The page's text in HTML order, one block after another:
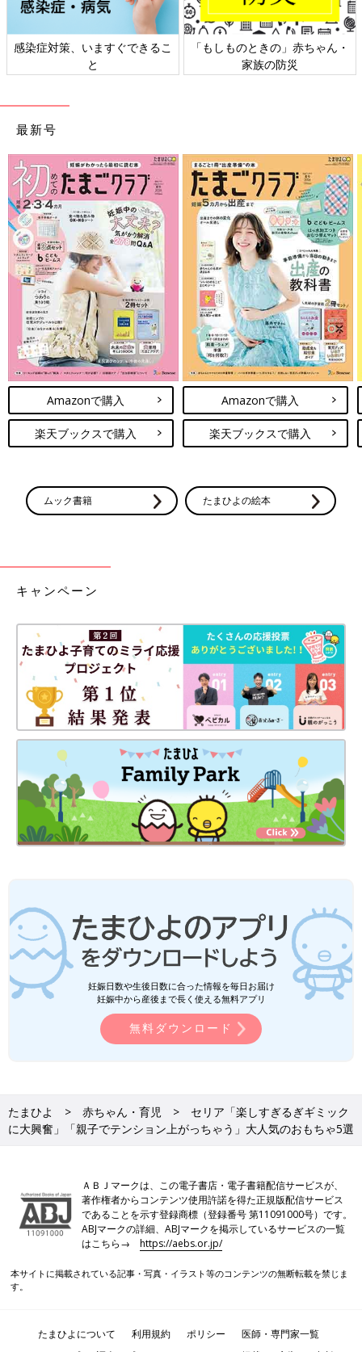
こちらはぴよパパさんがセリアで購入した「あひるコースタ
ー」。レバーを下げるとあひるが階段を一段ずつ上がっていき、
頂上まで行くとレールを滑り降りてくるおもちゃなんだとか。
「このギミックに大興奮」と、とっても楽しんでいるようです♪
食べ物に興味が出てきたキッズにおすすめ♪「たべ
ものへんしんカード」
出典：Instagramアカウント「miya.ikuji」
こちらはmiya.ikujiさんがセリアで購入した「たべものへんしん
カード」。食材カードと食品カードがあり、正しい組み合わせを
見つけて遊ぶアイテムのようです。両面にイラストが描かれてい
て、全部で32種類の組み合わせを作れるとのこと。食べ物に興味
が出てきたキッズにおすすめなんだとか◎
ィ豊かな品揃えが人気のキャンドゥ。今回は、
キャンドゥ商品のなかでも特に話題となってい
る、おもちゃをご紹介します！どれも今すぐ買
見つけられそうですね♪ 気になるものがあれば、ぜひ店舗で探し
てみてくださいね。
(文：mayu)
●小さいパーツは、誤飲にご注意ください。
●記事内の価格はすべて税込み、2024年9月時点のものです。
●記事内容でご紹介している投稿、リンク先は、削除される場合
感染症対策、いますぐできるこ
と
「もしものときの」赤ちゃん・
家族の防災
最新号
Amazonで購入
楽天ブックスで購入
Amazonで購入
楽天ブックスで購入
ムック書籍 たまひよの絵本
キャンペーン
妊娠日数や生後日数に合った情報を毎日お届け
妊娠中から産後まで長く使える無料アプリ
無料ダウンロード
たまひよ 赤ちゃん・育児
セリア「楽しすぎるぎギミック
に大興奮」「親子でテンション上がっちゃう」大人気のおもちゃ5選
ＡＢＪマークは、この電子書店・電子書籍配信サービスが、
著作権者からコンテンツ使用許諾を得た正規版配信サービス
であることを示す登録商標（登録番号 第11091000号）です。
ABJマークの詳細、ABJマークを掲示しているサービスの一覧
はこちら→https://aebs.or.jp/
本サイトに掲載されている記事・写真・イラスト等のコンテンツの無断転載を禁じま
す。
たまひよについて 利用規約 ポリシー
医師・専門家一覧